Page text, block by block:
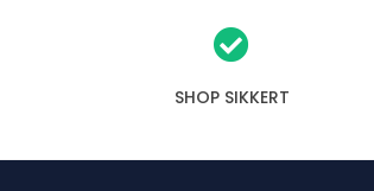
SHOP SIKKERT